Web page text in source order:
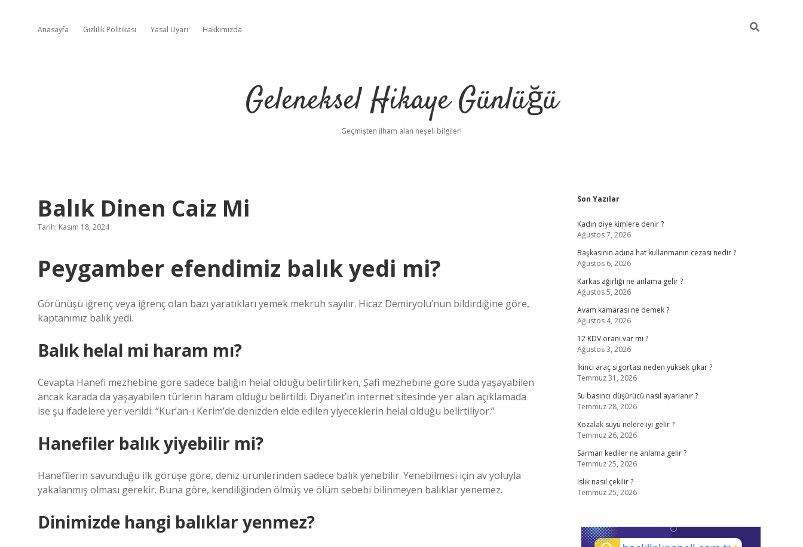
Anasayfa Gizlilik Politikası Yasal Uyarı Hakkımızda
Geleneksel Hikaye Günlüğü
Geçmişten ilham alan neşeli bilgiler!
Balık Dinen Caiz Mi
Tarih: Kasım 18, 2024
Peygamber efendimiz balık yedi mi?
Görünüşü iğrenç veya iğrenç olan bazı yaratıkları yemek mekruh sayılır. Hicaz Demiryolu’nun bildirdiğine göre,
kaptanımız balık yedi.
Balık helal mi haram mı?
Cevapta Hanefi mezhebine göre sadece balığın helal olduğu belirtilirken, Şafi mezhebine göre suda yaşayabilen
ancak karada da yaşayabilen türlerin haram olduğu belirtildi. Diyanet’in internet sitesinde yer alan açıklamada
ise şu ifadelere yer verildi: “Kur’an-ı Kerim’de denizden elde edilen yiyeceklerin helal olduğu belirtiliyor.”
Hanefiler balık yiyebilir mi?
Hanefîlerin savunduğu ilk görüşe göre, deniz ürünlerinden sadece balık yenebilir. Yenebilmesi için av yoluyla
yakalanmış olması gerekir. Buna göre, kendiliğinden ölmüş ve ölüm sebebi bilinmeyen balıklar yenemez.
Dinimizde hangi balıklar yenmez?
Sidebar
Son Yazılar
Kadın diye kimlere denir ?
Ağustos 7, 2026
Başkasının adına hat kullanmanın cezası nedir ?
Ağustos 6, 2026
Karkas ağırlığı ne anlama gelir ?
Ağustos 5, 2026
Avam kamarası ne demek ?
Ağustos 4, 2026
12 KDV oranı var mı ?
Ağustos 3, 2026
İkinci araç sigortası neden yüksek çıkar ?
Temmuz 31, 2026
Su basıncı düşürücü nasıl ayarlanır ?
Temmuz 28, 2026
Kozalak suyu nelere iyi gelir ?
Temmuz 26, 2026
Sarman kediler ne anlama gelir ?
Temmuz 25, 2026
Islık nasıl çekilir ?
Temmuz 25, 2026